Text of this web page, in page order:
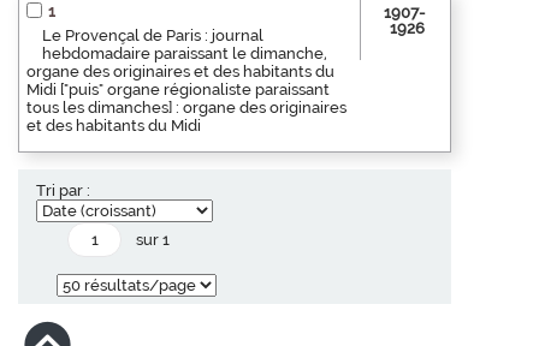
1
Le Provençal de Paris : journal
hebdomadaire paraissant le dimanche,
organe des originaires et des habitants du
Midi ["puis" organe régionaliste paraissant
tous les dimanches] : organe des originaires
et des habitants du Midi
1907-
1926
Tri par :
sur 1